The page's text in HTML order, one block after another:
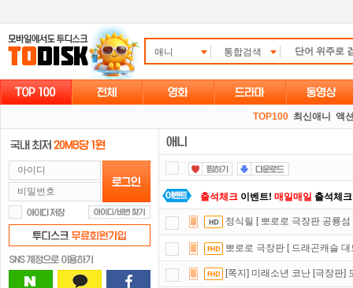
애니 통합검색
TOP100 최신애니 액
출석체크 이벤트! 매일매일 출석체
댓글만 잘써도 무료 포인트 를 드립
숨어있는 카드 마일리지 조회하고
정액제
정식릴 [ 뽀로로 극장판 공룡
뽀로로 극장판 [ 드래곤캐슬
[쪽지] 미래소년 코난 [극장판]